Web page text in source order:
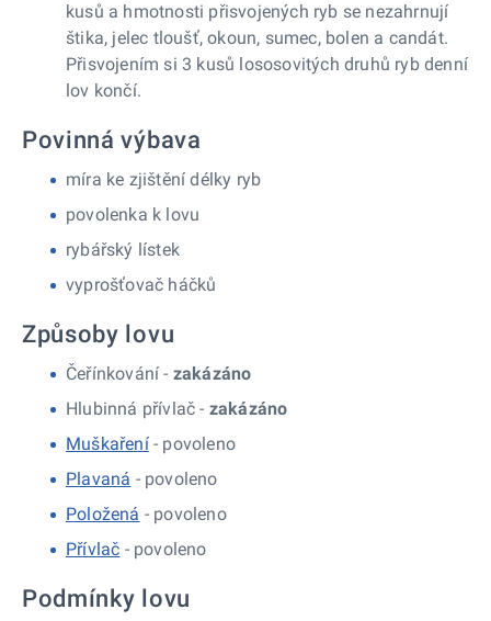
kusů a hmotnosti přisvojených ryb se nezahrnují
štika, jelec tloušť, okoun, sumec, bolen a candát.
Přisvojením si 3 kusů lososovitých druhů ryb denní
lov končí.
Povinná výbava
míra ke zjištění délky ryb
povolenka k lovu
rybářský lístek
vyprošťovač háčků
Způsoby lovu
Čeřínkování - zakázáno
Hlubinná přívlač - zakázáno
Muškaření- povoleno
Plavaná - povoleno
Položená - povoleno
Přívlač - povoleno
Podmínky lovu